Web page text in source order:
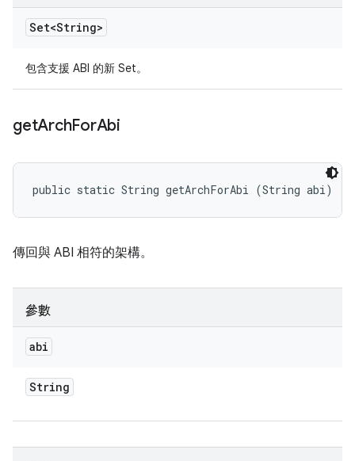
Set<String>
包含支援 ABI 的新 Set。
getArchForAbi
public static String getArchForAbi (String abi)
傳回與 ABI 相符的架構。
參數
abi
String